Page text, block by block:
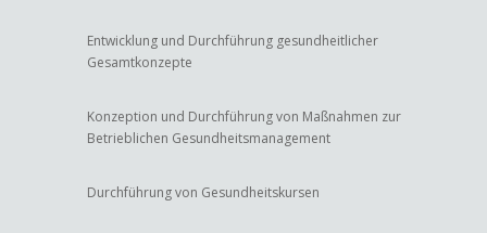
Entwicklung und Durchführung gesundheitlicher
Gesamtkonzepte
Konzeption und Durchführung von Maßnahmen zur
Betrieblichen Gesundheitsmanagement
Durchführung von Gesundheitskursen